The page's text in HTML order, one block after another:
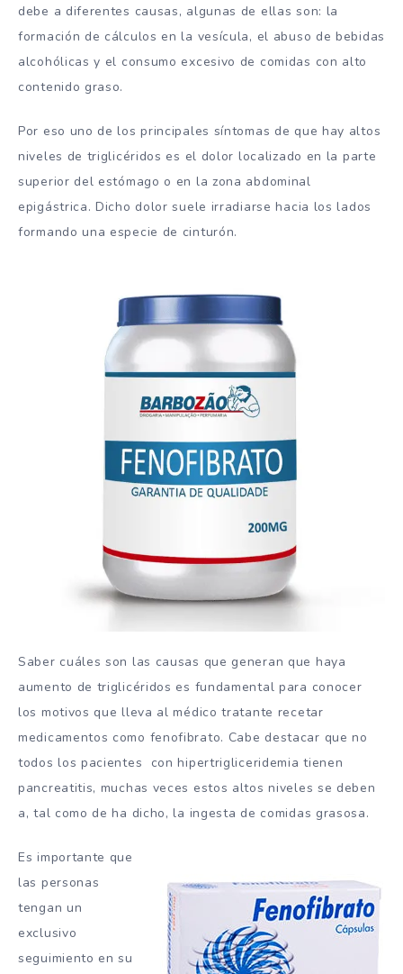
debe a diferentes causas, algunas de ellas son: la
formación de cálculos en la vesícula, el abuso de bebidas
alcohólicas y el consumo excesivo de comidas con alto
contenido graso.
Por eso uno de los principales síntomas de que hay altos
niveles de triglicéridos es el dolor localizado en la parte
superior del estómago o en la zona abdominal
epigástrica. Dicho dolor suele irradiarse hacia los lados
formando una especie de cinturón.
Saber cuáles son las causas que generan que haya
aumento de triglicéridos es fundamental para conocer
los motivos que lleva al médico tratante recetar
medicamentos como fenofibrato. Cabe destacar que no
todos los pacientes con hipertrigliceridemia tienen
pancreatitis, muchas veces estos altos niveles se deben
a, tal como de ha dicho, la ingesta de comidas grasosa.
Es importante que
las personas
tengan un
exclusivo
seguimiento en su